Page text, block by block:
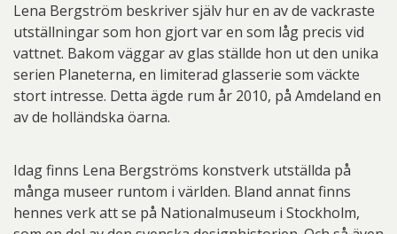
Lena Bergström beskriver själv hur en av de vackraste
utställningar som hon gjort var en som låg precis vid
vattnet. Bakom väggar av glas ställde hon ut den unika
serien Planeterna, en limiterad glasserie som väckte
stort intresse. Detta ägde rum år 2010, på Amdeland en
av de holländska öarna.
Idag finns Lena Bergströms konstverk utställda på
många museer runtom i världen. Bland annat finns
hennes verk att se på Nationalmuseum i Stockholm,